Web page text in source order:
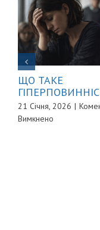
ЩО ТАКЕ
21 Січня, 2026 |
Вимкнено